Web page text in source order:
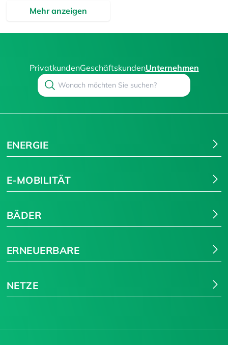
Mehr anzeigen
PrivatkundenGeschäftskundenUnternehmen
Search
ENERGIE
E-MOBILITÄT
BÄDER
ERNEUERBARE
NETZE